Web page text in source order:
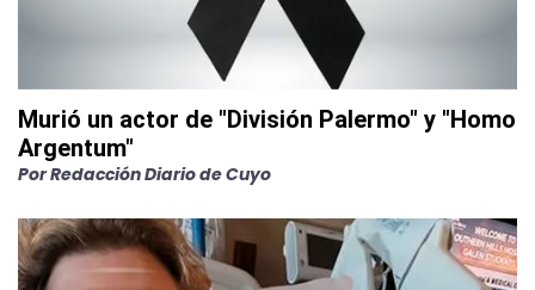
Murió un actor de "División Palermo" y "Homo
Argentum"
PorRedacción Diario de Cuyo